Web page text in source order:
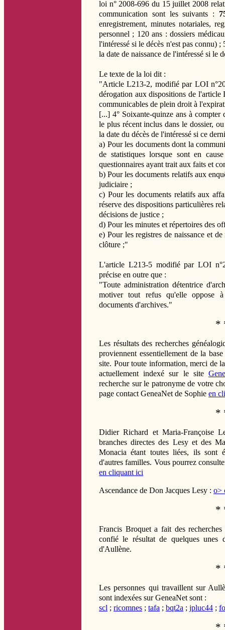
loi n° 2008-696 du 15 juillet 2008
communication sont les suivants :
enregistrement, minutes notariales,
personnel ; 120 ans : dossiers
l'intéressé si le décès n'est pas connu)
la date de naissance de l'intéressé si le
Le texte de la loi dit :
"Article L213-2, modifié par LOI
dérogation aux dispositions de
communicables de plein droit à
[...] 4° Soixante-quinze ans à
le plus récent inclus dans le dossier,
la date du décès de l'intéressé si ce
a) Pour les documents dont la
de statistiques lorsque sont en
questionnaires ayant trait aux faits et
b) Pour les documents relatifs aux
judiciaire ;
c) Pour les documents relatifs aux
réserve des dispositions particulières
décisions de justice ;
d) Pour les minutes et répertoires des
e) Pour les registres de naissance et
clôture ;"
L'article L213-5 modifié par LOI
précise en outre que :
"Toute administration détentrice
motiver tout refus qu'elle oppose
documents d'archives."
*
Les résultats des recherches
proviennent essentiellement de la
site. Pour toute information, merci de
actuellement indexé sur le site
recherche sur le patronyme de votre
page contact GeneaNet de Sophie en
*
Didier Richard et Maria-Françoise
branches directes des Lesy et des
Monacia étant toutes liées, ils sont
d'autres familles. Vous pourrez
en cliquant ici
Ascendance de Don Jacques Lesy : o>
*
Francis Broquet a fait des
confié le résultat de quelques unes
d'Aullène.
*
Les personnes qui travaillent sur
sont indexées sur GeneaNet sont :
scl ; ricomnes ; tafa ; bqt2a ; jpluc44 ;
*